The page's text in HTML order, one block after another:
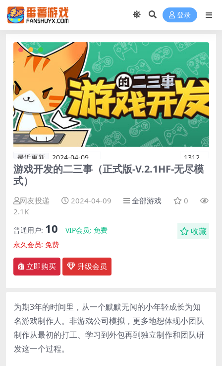
登录
最近更新 2024-04-09 1312
游戏开发的二三事（正式版-V.2.1HF-无尽模
式）
网友投递 2024-04-09 全部游戏
0
2.1K
普通用户: 10 VIP会员: 免费
永久会员: 免费
收藏
立即购买 升级会员
为期3年的时间里，从一个默默无闻的小年轻成长为知
名游戏制作人。非游戏公司模拟，更多地想体现小团队
制作从最初的打工、学习到外包再到独立制作和团队研
发这一个过程。